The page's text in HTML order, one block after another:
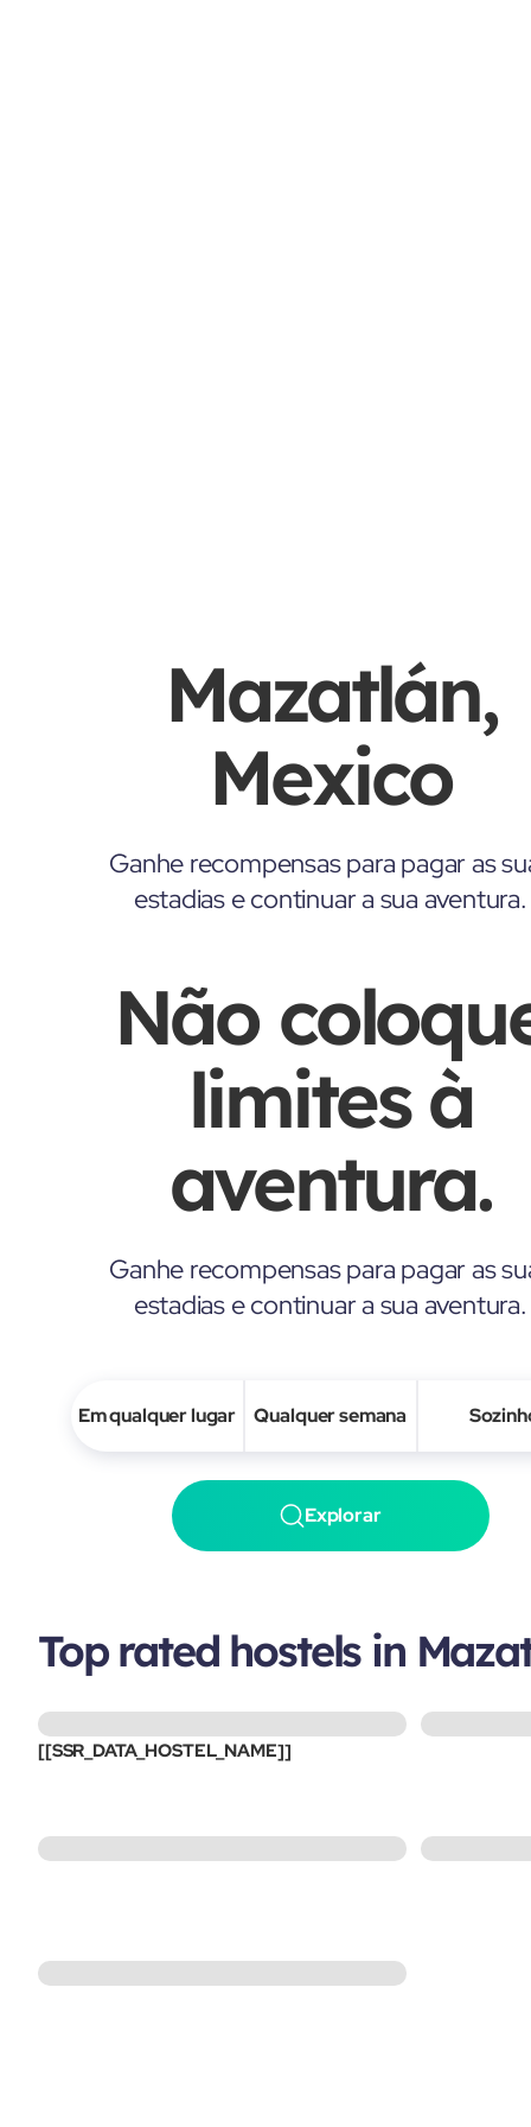
Mazatlán,
Mexico
Ganhe recompensas para pagar as
estadias e continuar a sua aventura.
Não
limites à
aventura.
Ganhe recompensas para pagar as
estadias e continuar a sua aventura.
Em qualquer lugar Qualquer semana
Explorar
Top rated hostels in
[[SSR_DATA_HOSTEL_NAME]]